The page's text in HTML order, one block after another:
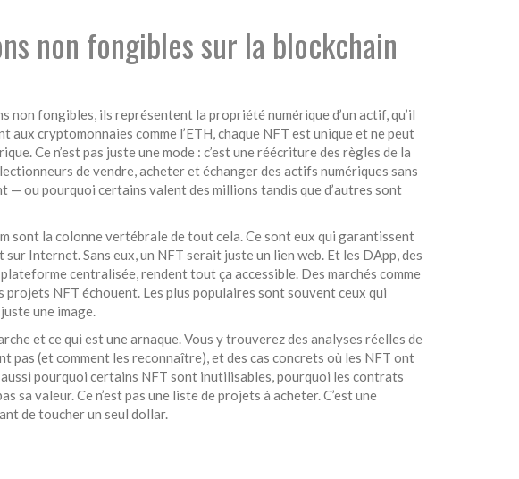
non fongibles sur la blockchain
non fongibles, ils représentent la propriété numérique d’un actif, qu’il
aux cryptomonnaies comme l’ETH, chaque NFT est unique et ne peut
Ce n’est pas juste une mode : c’est une réécriture des règles de la
de vendre, acheter et échanger des actifs numériques sans
ou pourquoi certains valent des millions tandis que d’autres sont
sont la colonne vertébrale de tout cela. Ce sont eux qui garantissent
Internet. Sans eux, un NFT serait juste un lien web. Et les DApp,des
plateforme centralisée, rendent tout ça accessible. Des marchés comme
NFT échouent. Les plus populaires sont souvent ceux qui
une image.
et ce qui est une arnaque. Vous y trouverez des analyses réelles de
pas (et comment les reconnaître), et des cas concrets où les NFT ont
pourquoi certains NFT sont inutilisables, pourquoi les contrats
valeur. Ce n’est pas une liste de projets à acheter. C’est une
de toucher un seul dollar.